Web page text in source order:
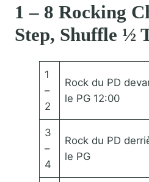
1 – 8 Rocking
Step, Shuffle ½
1
–
2
Rock du PD
le PG 12:00
3
–
4
Rock du PD
le PG